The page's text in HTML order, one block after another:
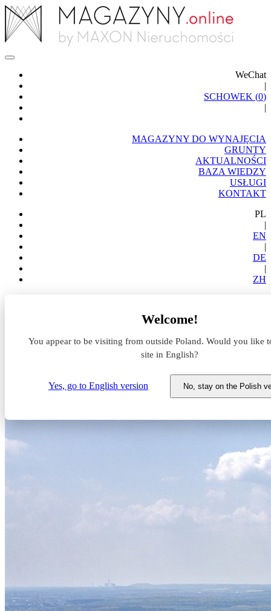
WeChat
|
SCHOWEK (0)
|
MAGAZYNY DO WYNAJĘCIA
GRUNTY
AKTUALNOŚCI
BAZA WIEDZY
USŁUGI
KONTAKT
PL
|
EN
|
DE
|
ZH
Welcome!
You appear to be visiting from outside Poland. Would you like
site in English?
Yes, go to English version No, stay on the Polish
GLP umacnia pozycję w Europie Środkowo-Wschodniej
GLP umacnia pozycję w
Europie Środkowo-Wschodniej